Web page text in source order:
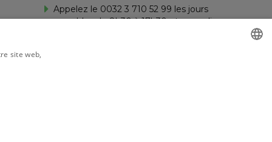
Appelez le 0032 3 710 52 99 les jours
ouvrables de 8h30 à 17h30 et samedi
site web,